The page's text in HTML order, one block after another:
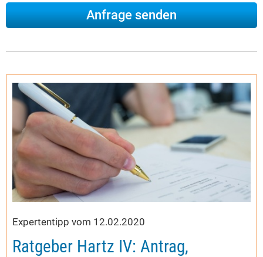
Expertentipp vom 12.02.2020
Ratgeber Hartz IV: Antrag,